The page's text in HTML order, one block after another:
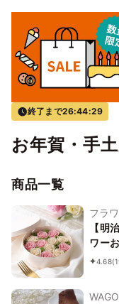
終了まで26:44:29
お年賀・手
商品一覧
フラ
【明
ワー
4.68